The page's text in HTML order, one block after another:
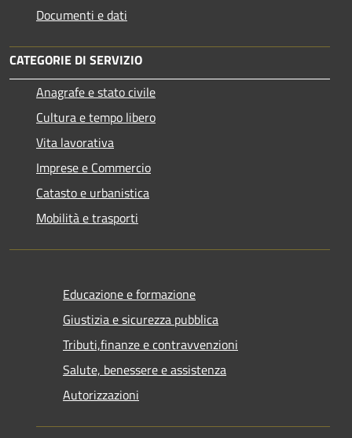
Documenti e dati
CATEGORIE DI SERVIZIO
Anagrafe e stato civile
Cultura e tempo libero
Vita lavorativa
Imprese e Commercio
Catasto e urbanistica
Mobilità e trasporti
Educazione e formazione
Giustizia e sicurezza pubblica
Tributi,finanze e contravvenzioni
Salute, benessere e assistenza
Autorizzazioni